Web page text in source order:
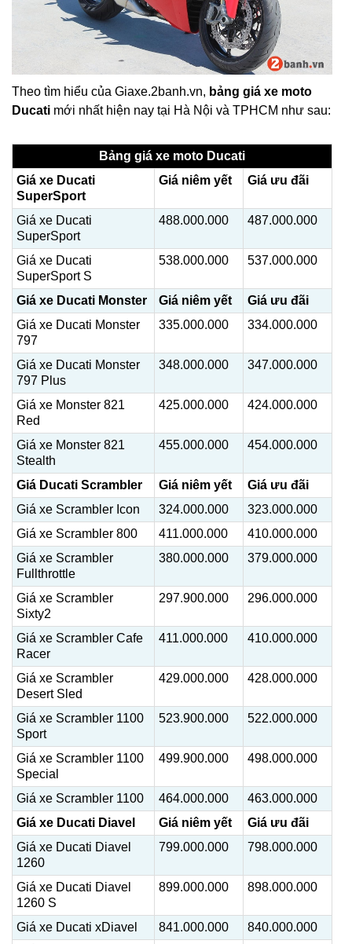
Theo tìm hiểu của Giaxe.2banh.vn, bảng giá xe moto
Ducati mới nhất hiện nay tại Hà Nội và TPHCM như sau:
Bảng giá xe moto Ducati
Giá xe Ducati
SuperSport
Giá niêm yết Giá ưu đãi
Giá xe Ducati
SuperSport
488.000.000 487.000.000
Giá xe Ducati
SuperSport S
538.000.000 537.000.000
Giá xe Ducati Monster Giá niêm yết
Giá ưu đãi
Giá xe Ducati Monster
797
335.000.000 334.000.000
Giá xe Ducati Monster
797 Plus
348.000.000 347.000.000
Giá xe Monster 821
Red
425.000.000 424.000.000
Giá xe Monster 821
Stealth
455.000.000 454.000.000
Giá Ducati Scrambler Giá niêm yết
Giá ưu đãi
Giá xe Scrambler Icon
324.000.000
323.000.000
Giá xe Scrambler 800
411.000.000
410.000.000
Giá xe Scrambler
Fullthrottle
380.000.000 379.000.000
Giá xe Scrambler
Sixty2
297.900.000 296.000.000
Giá xe Scrambler Cafe
Racer
411.000.000 410.000.000
Giá xe Scrambler
Desert Sled
429.000.000 428.000.000
Giá xe Scrambler 1100
Sport
523.900.000 522.000.000
Giá xe Scrambler 1100
Special
499.900.000 498.000.000
Giá xe Scrambler 1100 464.000.000
463.000.000
Giá xe Ducati Diavel
Giá niêm yết
Giá ưu đãi
Giá xe Ducati Diavel
1260
799.000.000 798.000.000
Giá xe Ducati Diavel
1260 S
899.000.000 898.000.000
Giá xe Ducati xDiavel 841.000.000
840.000.000